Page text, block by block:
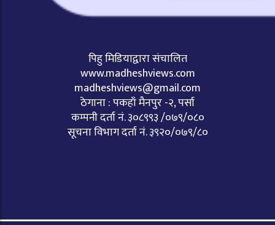
पिहु मिडियाद्वारा संचालित
www.madheshviews.com
madheshviews@gmail.com
ठेगाना : पकहाँ मैनपुर -२, पर्सा
कम्पनी दर्ता नं. ३०८९९३ /०७९/०८०
सूचना विभाग दर्ता नं. ३९२०/०७९/८०